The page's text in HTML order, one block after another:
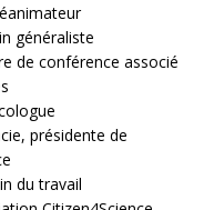
généraliste
de conférence associé
présidente de
du travail